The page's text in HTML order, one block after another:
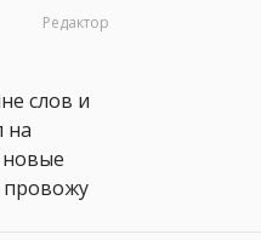
Редактор
слов и
на
новые
провожу